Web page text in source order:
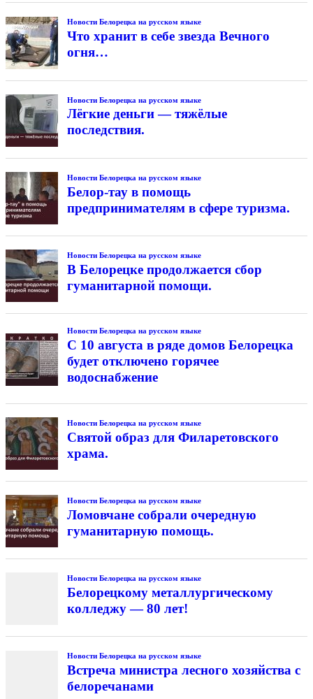
Новости Белорецка на русском языке
Что хранит в себе звезда Вечного
огня…
Новости Белорецка на русском языке
Лёгкие деньги — тяжёлые
последствия.
Новости Белорецка на русском языке
Белор-тау в помощь
предпринимателям в сфере туризма.
Новости Белорецка на русском языке
В Белорецке продолжается сбор
гуманитарной помощи.
Новости Белорецка на русском языке
С 10 августа в ряде домов Белорецка
будет отключено горячее
водоснабжение
Новости Белорецка на русском языке
Святой образ для Филаретовского
храма.
Новости Белорецка на русском языке
Ломовчане собрали очередную
гуманитарную помощь.
Новости Белорецка на русском языке
Белорецкому металлургическому
колледжу — 80 лет!
Новости Белорецка на русском языке
Встреча министра лесного хозяйства с
белоречанами